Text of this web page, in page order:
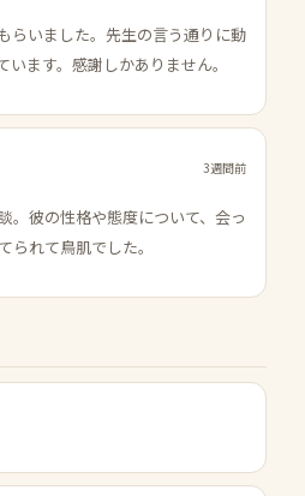
らいました。先生の言う通りに動
います。感謝しかありません。
3週間前
。彼の性格や態度について、会っ
られて鳥肌でした。